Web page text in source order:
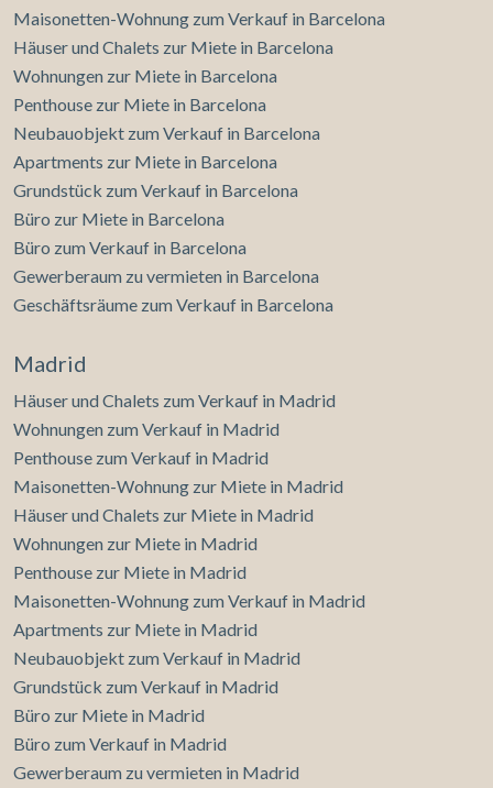
Maisonetten-Wohnung zum Verkauf in Barcelona
Häuser und Chalets zur Miete in Barcelona
Wohnungen zur Miete in Barcelona
Penthouse zur Miete in Barcelona
Neubauobjekt zum Verkauf in Barcelona
Apartments zur Miete in Barcelona
Grundstück zum Verkauf in Barcelona
Büro zur Miete in Barcelona
Büro zum Verkauf in Barcelona
Gewerberaum zu vermieten in Barcelona
Geschäftsräume zum Verkauf in Barcelona
Madrid
Häuser und Chalets zum Verkauf in Madrid
Wohnungen zum Verkauf in Madrid
Penthouse zum Verkauf in Madrid
Maisonetten-Wohnung zur Miete in Madrid
Häuser und Chalets zur Miete in Madrid
Wohnungen zur Miete in Madrid
Penthouse zur Miete in Madrid
Maisonetten-Wohnung zum Verkauf in Madrid
Apartments zur Miete in Madrid
Neubauobjekt zum Verkauf in Madrid
Grundstück zum Verkauf in Madrid
Büro zur Miete in Madrid
Büro zum Verkauf in Madrid
Gewerberaum zu vermieten in Madrid